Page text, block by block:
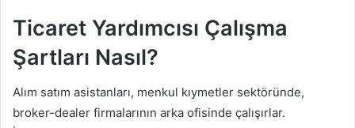
Ticaret Yardımcısı Çalışma
Şartları Nasıl?
Alım satım asistanları, menkul kıymetler sektöründe,
broker-dealer firmalarının arka ofisinde çalışırlar.